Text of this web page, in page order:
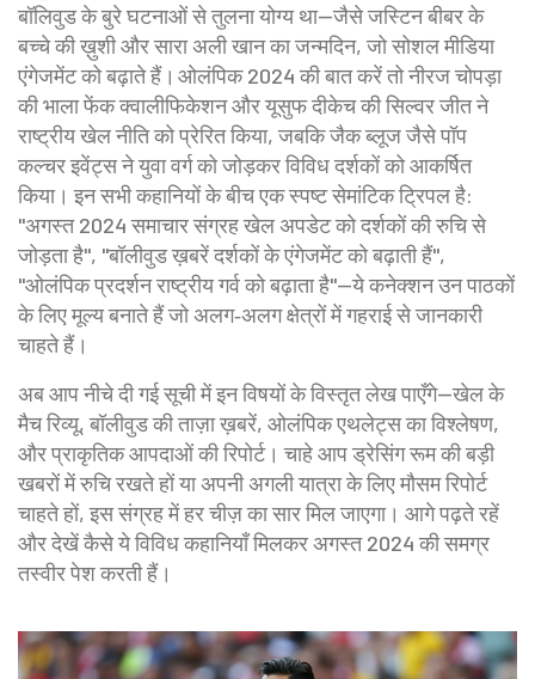
बॉलिवुड के बुरे घटनाओं से तुलना योग्य था—जैसे जस्टिन बीबर के
बच्चे की ख़ुशी और सारा अली खान का जन्मदिन, जो सोशल मीडिया
एंगेजमेंट को बढ़ाते हैं। ओलंपिक 2024 की बात करें तो नीरज चोपड़ा
की भाला फेंक क्वालीफिकेशन और यूसुफ दीकेच की सिल्वर जीत ने
राष्ट्रीय खेल नीति को प्रेरित किया, जबकि जैक ब्लूज जैसे पॉप
कल्चर इवेंट्स ने युवा वर्ग को जोड़कर विविध दर्शकों को आकर्षित
किया। इन सभी कहानियों के बीच एक स्पष्ट सेमांटिक ट्रिपल है:
"अगस्त 2024 समाचार संग्रह खेल अपडेट को दर्शकों की रुचि से
जोड़ता है", "बॉलीवुड ख़बरें दर्शकों के एंगेजमेंट को बढ़ाती हैं",
"ओलंपिक प्रदर्शन राष्ट्रीय गर्व को बढ़ाता है"—ये कनेक्शन उन पाठकों
के लिए मूल्य बनाते हैं जो अलग‑अलग क्षेत्रों में गहराई से जानकारी
चाहते हैं।
अब आप नीचे दी गई सूची में इन विषयों के विस्तृत लेख पाएँगे—खेल के
मैच रिव्यू, बॉलीवुड की ताज़ा ख़बरें, ओलंपिक एथलेट्स का विश्लेषण,
और प्राकृतिक आपदाओं की रिपोर्ट। चाहे आप ड्रेसिंग रूम की बड़ी
खबरों में रुचि रखते हों या अपनी अगली यात्रा के लिए मौसम रिपोर्ट
चाहते हों, इस संग्रह में हर चीज़ का सार मिल जाएगा। आगे पढ़ते रहें
और देखें कैसे ये विविध कहानियाँ मिलकर अगस्त 2024 की समग्र
तस्वीर पेश करती हैं।